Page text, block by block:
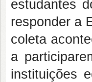
estudantes
responder a
coleta
a
instituições